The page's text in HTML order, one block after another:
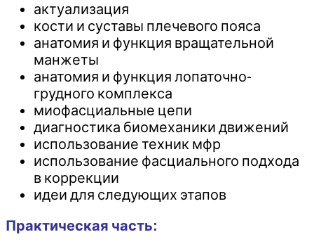
актуализация
кости и суставы плечевого пояса
анатомия и функция вращательной
манжеты
анатомия и функция лопаточно-
грудного комплекса
миофасциальные цепи
диагностика биомеханики движений
использование техник мфр
использование фасциального подхода
в коррекции
идеи для следующих этапов
Практическая часть: